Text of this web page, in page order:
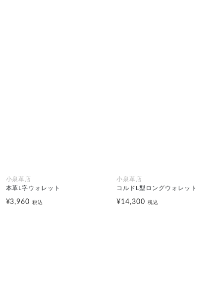
小泉革店
本革L字ウォレット
¥3,960税込
小泉革店
コルドL型ロングウォレット
¥14,300 税込